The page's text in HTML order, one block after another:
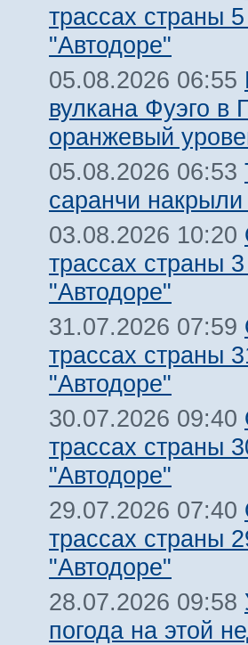
трассах страны
"Автодоре"
05.08.2026 06:55
вулкана Фуэго в
оранжевый
05.08.2026 06:53
саранчи
03.08.2026 10:20
трассах страны
"Автодоре"
31.07.2026 07:59
трассах страны
"Автодоре"
30.07.2026 09:40
трассах страны
"Автодоре"
29.07.2026 07:40
трассах страны
"Автодоре"
28.07.2026 09:58
погода на этой